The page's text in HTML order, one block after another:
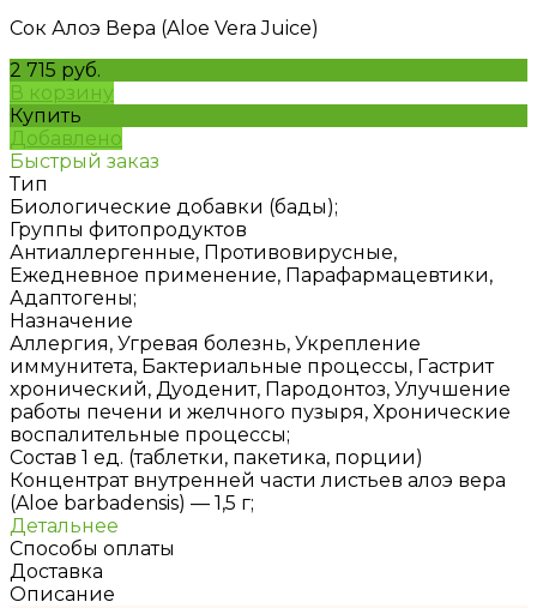
Сок Алоэ Вера (Aloe Vera Juice)
2 715 руб.
В корзину
Купить
Добавлено
Быстрый заказ
Тип
Биологические добавки (бады);
Группы фитопродуктов
Антиаллергенные, Противовирусные,
Ежедневное применение, Парафармацевтики,
Адаптогены;
Назначение
Аллергия, Угревая болезнь, Укрепление
иммунитета, Бактериальные процессы, Гастрит
хронический, Дуоденит, Пародонтоз, Улучшение
работы печени и желчного пузыря, Хронические
воспалительные процессы;
Состав 1 ед. (таблетки, пакетика, порции)
Концентрат внутренней части листьев алоэ вера
(Aloe barbadensis) — 1,5 г;
Детальнее
Способы оплаты
Доставка
Описание